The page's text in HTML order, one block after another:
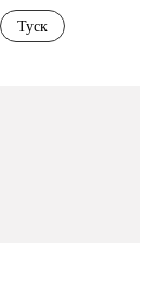
Туск